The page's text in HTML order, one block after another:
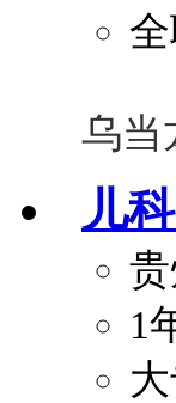
乌当
儿
贵
1